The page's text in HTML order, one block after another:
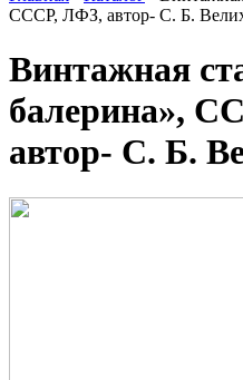
СССР, ЛФЗ, автор- С. Б.
Винтажная
балерина»,
автор- С. Б.